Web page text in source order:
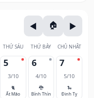
THỨ SÁU THỨ BẢY CHỦ NHẬT
5
3/10
🐈
Ất Mão
6
4/10
🐉
Bính Thìn
7
5/10
🐍
Đinh Tỵ